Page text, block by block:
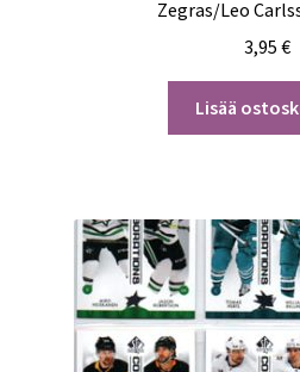
Zegras/Leo
3,95 €
Lisää